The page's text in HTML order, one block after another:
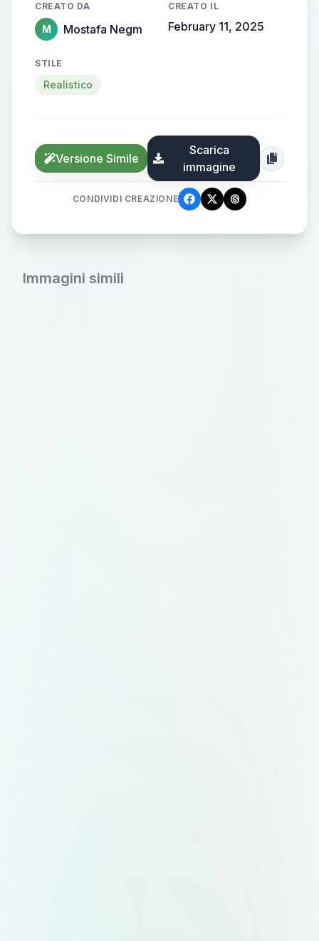
CREATO DA
M Mostafa Negm
CREATO IL
February 11, 2025
STILE
Realistico
Versione Simile
Scarica
immagine
CONDIVIDI CREAZIONE
Immagini simili